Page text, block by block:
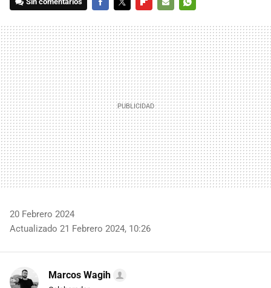
MAIL
20 Febrero 2024
Actualizado 21 Febrero 2024, 10:26
Marcos Wagih